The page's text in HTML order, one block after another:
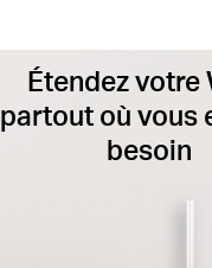
Étendez votre
partout où vous
besoin